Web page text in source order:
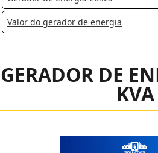
Valor do gerador de energia
GERADOR DE
KVA